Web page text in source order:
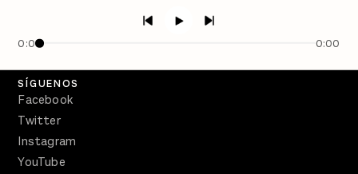
0:00 0:00
Crecer en Distopía
SÍGUENOS
Facebook
Twitter
Instagram
YouTube